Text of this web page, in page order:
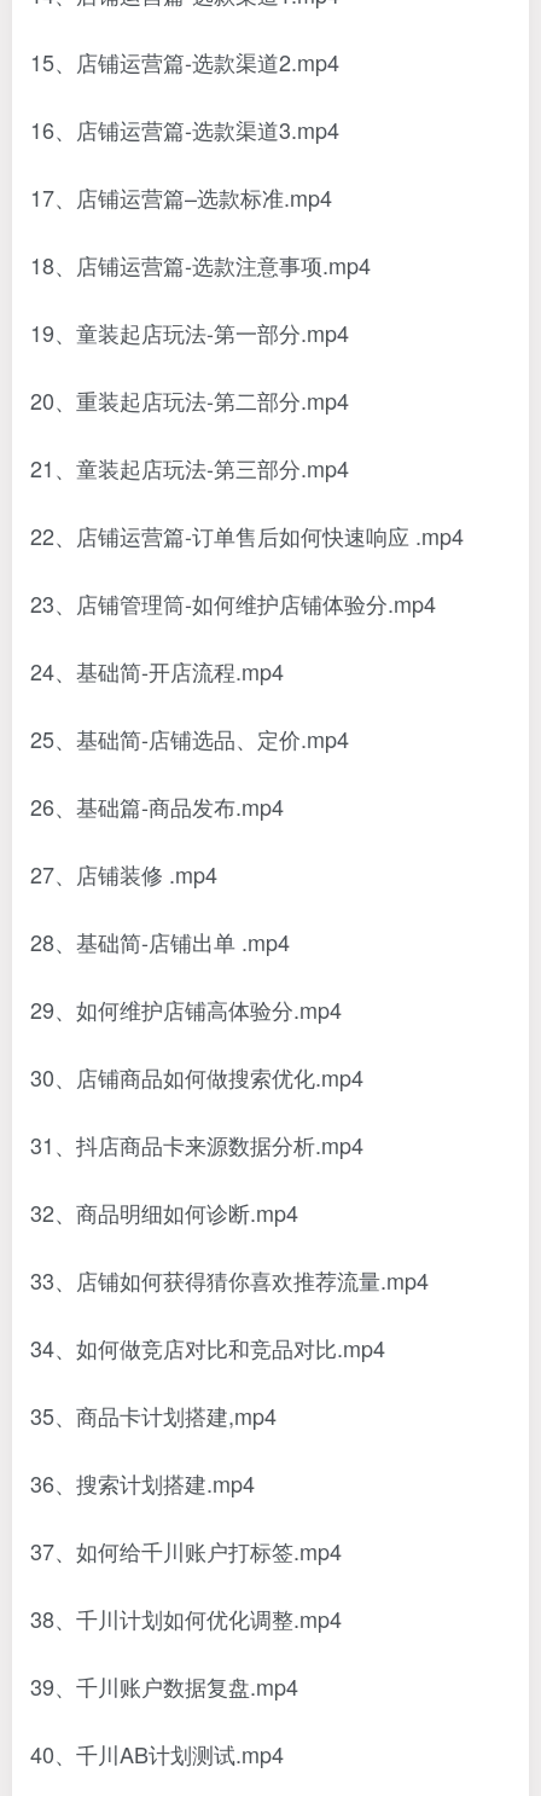
15、店铺运营篇-选款渠道2.mp4
16、店铺运营篇-选款渠道3.mp4
17、店铺运营篇–选款标准.mp4
18、店铺运营篇-选款注意事项.mp4
19、童装起店玩法-第一部分.mp4
20、重装起店玩法-第二部分.mp4
21、童装起店玩法-第三部分.mp4
22、店铺运营篇-订单售后如何快速响应 .mp4
23、店铺管理筒-如何维护店铺体验分.mp4
24、基础简-开店流程.mp4
25、基础简-店铺选品、定价.mp4
26、基础篇-商品发布.mp4
27、店铺装修 .mp4
28、基础简-店铺出单 .mp4
29、如何维护店铺高体验分.mp4
30、店铺商品如何做搜索优化.mp4
31、抖店商品卡来源数据分析.mp4
32、商品明细如何诊断.mp4
33、店铺如何获得猜你喜欢推荐流量.mp4
34、如何做竞店对比和竞品对比.mp4
35、商品卡计划搭建,mp4
36、搜索计划搭建.mp4
37、如何给千川账户打标签.mp4
38、千川计划如何优化调整.mp4
39、千川账户数据复盘.mp4
40、千川AB计划测试.mp4